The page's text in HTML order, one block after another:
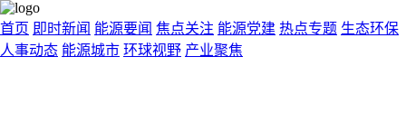
首页 即时新闻 能源要闻 焦点关注 能源党建 热点专题 生态环保
人事动态 能源城市 环球视野 产业聚焦